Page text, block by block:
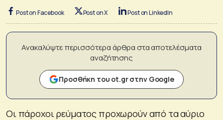
Post on Facebook Post on X Post on LinkedIn
Ανακαλύψτε περισσότερα άρθρα στα αποτελέσματα
αναζήτησης
Προσθήκη του ot.gr στην Google
Οι πάροχοι ρεύματος προχωρούν από τα αύριο